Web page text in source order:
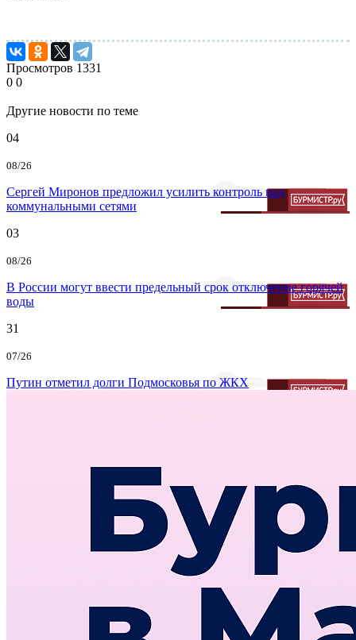
Просмотров 1331
0 0
Другие новости по теме
04
08/26
Сергей Миронов предложил усилить контроль над
коммунальными сетями
03
08/26
В России могут ввести предельный срок отключение горячей
воды
31
07/26
Путин отметил долги Подмосковья по ЖКХ